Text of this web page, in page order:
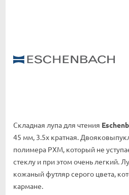
Складная лупа для чтения
45 мм, 3.5х кратная.
полимера PXM, который не
стеклу и при этом очень легкий.
кожаный футляр серого цвета,
кармане.